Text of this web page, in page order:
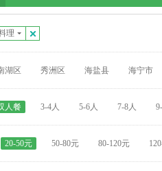
理
湖区 秀洲区 海盐县 海宁市
人餐 3-4人 5-6人 7-8人
20-50元 50-80元 80-120元